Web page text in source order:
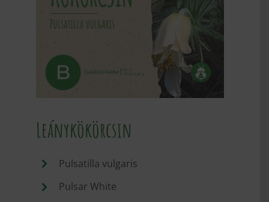
Leánykökörcsin
Pulsatilla vulgaris
Pulsar White